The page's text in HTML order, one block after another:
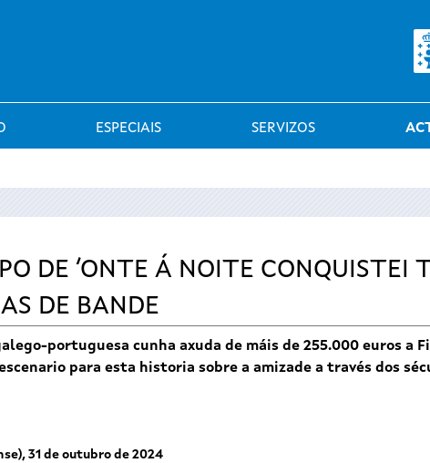
ESPECIAIS SERVIZOS
DE ‘ONTE Á NOITE CONQUISTEI
DE BANDE
portuguesa cunha axuda de máis de 255.000 euros a
para esta historia sobre a amizade a través dos
31 de outubro de 2024